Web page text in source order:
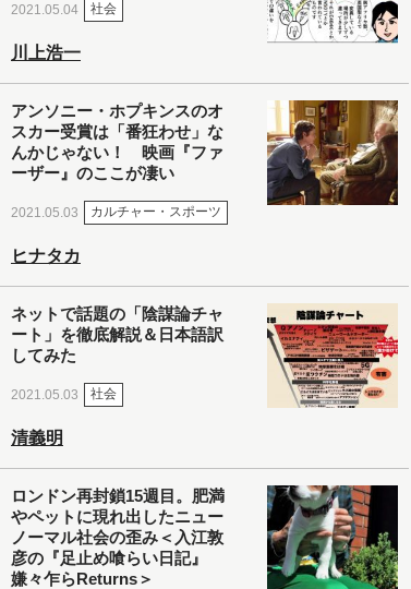
2021.05.04 社会
川上浩一
アンソニー・ホプキンスのオ
スカー受賞は「番狂わせ」な
んかじゃない！ 映画『ファ
ーザー』のここが凄い
2021.05.03 カルチャー・スポーツ
ヒナタカ
ネットで話題の「陰謀論チャ
ート」を徹底解説＆日本語訳
してみた
2021.05.03 社会
清義明
ロンドン再封鎖15週目。肥満
やペットに現れ出したニュー
ノーマル社会の歪み＜入江敦
彦の『足止め喰らい日記』
嫌々乍らReturns＞